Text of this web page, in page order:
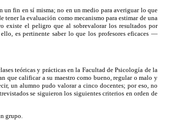
un fin en sí misma; no en un medio para averiguar lo que
tener la evaluación como mecanismo para estimar de una
existe el peligro que al sobrevalorar los resultados por
es pertinente saber lo que los profesores eficaces —
teóricas y prácticas en la Facultad de Psicología de la
que calificar a su maestro como bueno, regular o malo y
un alumno pudo valorar a cinco docentes; por eso, no
se siguieron los siguientes criterios en orden de
grupo.